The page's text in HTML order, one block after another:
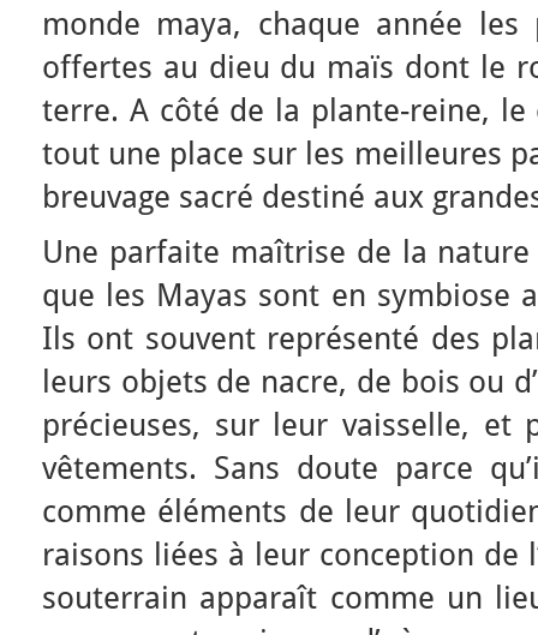
monde maya, chaque année
offertes au dieu du maïs dont le
terre. A côté de la plante-reine, le
tout une place sur les meilleures
breuvage sacré destiné aux
Une parfaite maîtrise de la
que les Mayas sont en symbiose
Ils ont souvent représenté des
leurs objets de nacre, de bois ou
précieuses, sur leur vaisselle, et
vêtements. Sans doute parce
comme éléments de leur
raisons liées à leur conception de
souterrain apparaît comme un